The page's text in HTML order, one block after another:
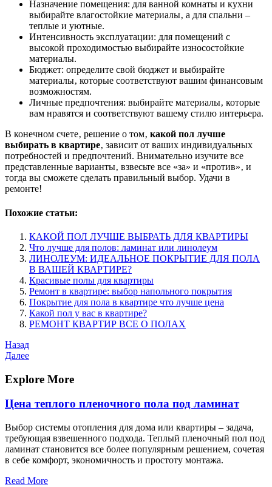
Назначение помещения: для ванной комнаты и кухни
выбирайте влагостойкие материалы‚ а для спальни –
теплые и уютные.
Интенсивность эксплуатации: для помещений с
высокой проходимостью выбирайте износостойкие
материалы.
Бюджет: определите свой бюджет и выбирайте
материалы‚ которые соответствуют вашим финансовым
возможностям.
Личные предпочтения: выбирайте материалы‚ которые
вам нравятся и соответствуют вашему стилю интерьера.
В конечном счете‚ решение о том‚ какой пол лучше
выбирать в квартире‚ зависит от ваших индивидуальных
потребностей и предпочтений. Внимательно изучите все
представленные варианты‚ взвесьте все «за» и «против»‚ и
тогда вы сможете сделать правильный выбор. Удачи в
ремонте!
Похожие статьи:
КАКОЙ ПОЛ ЛУЧШЕ ВЫБРАТЬ ДЛЯ КВАРТИРЫ
Что лучше для полов: ламинат или линолеум
ЛИНОЛЕУМ: ИДЕАЛЬНОЕ ПОКРЫТИЕ ДЛЯ ПОЛА
В ВАШЕЙ КВАРТИРЕ?
Красивые полы для квартиры
Ремонт в квартире: выбор напольного покрытия
Покрытие для пола в квартире что лучше цена
Какой пол у вас в квартире?
РЕМОНТ КВАРТИР ВСЕ О ПОЛАХ
Навигация
по
записям
Предыдущая
запись
Назад
Следующая
Далее
Explore More
Цена теплого пленочного пола под ламинат
Выбор системы отопления для дома или квартиры – задача,
требующая взвешенного подхода. Теплый пленочный пол под
ламинат становится все более популярным решением, сочетая
в себе комфорт, экономичность и простоту монтажа.
Read More